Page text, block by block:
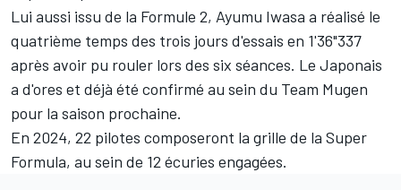
Lui aussi issu de la Formule 2, Ayumu Iwasa a réalisé le
quatrième temps des trois jours d'essais en 1'36"337
après avoir pu rouler lors des six séances. Le Japonais
a d'ores et déjà été confirmé au sein du Team Mugen
pour la saison prochaine.
En 2024, 22 pilotes composeront la grille de la Super
Formula, au sein de 12 écuries engagées.